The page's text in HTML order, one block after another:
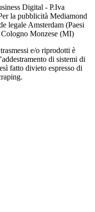
Digital - P.Iva
la pubblicità Mediamond
legale Amsterdam (Paesi
Monzese (MI)
e/o riprodotti è
di sistemi di
fatto divieto espresso di